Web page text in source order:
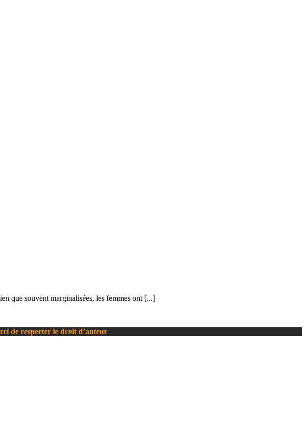
que souvent marginalisées, les femmes ont [...]
de respecter le droit d’auteur